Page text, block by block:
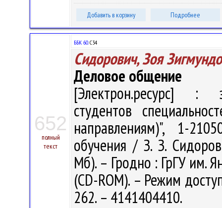
Добавить в корзину Подробнее
652
полный
текст
ББК 60.С34
Сидорович, Зоя
Деловое общение
[Электрон.ресурс] :
студентов
направлениям)", 1-
обучения / З. З.
Мб). – Гродно : ГрГУ им.
(CD-ROM). – Режим
262. – 4141404410.